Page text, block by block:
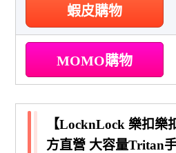
蝦皮購物
MOMO購物
【LocknLock 樂扣樂
方直營 大容量Tritan